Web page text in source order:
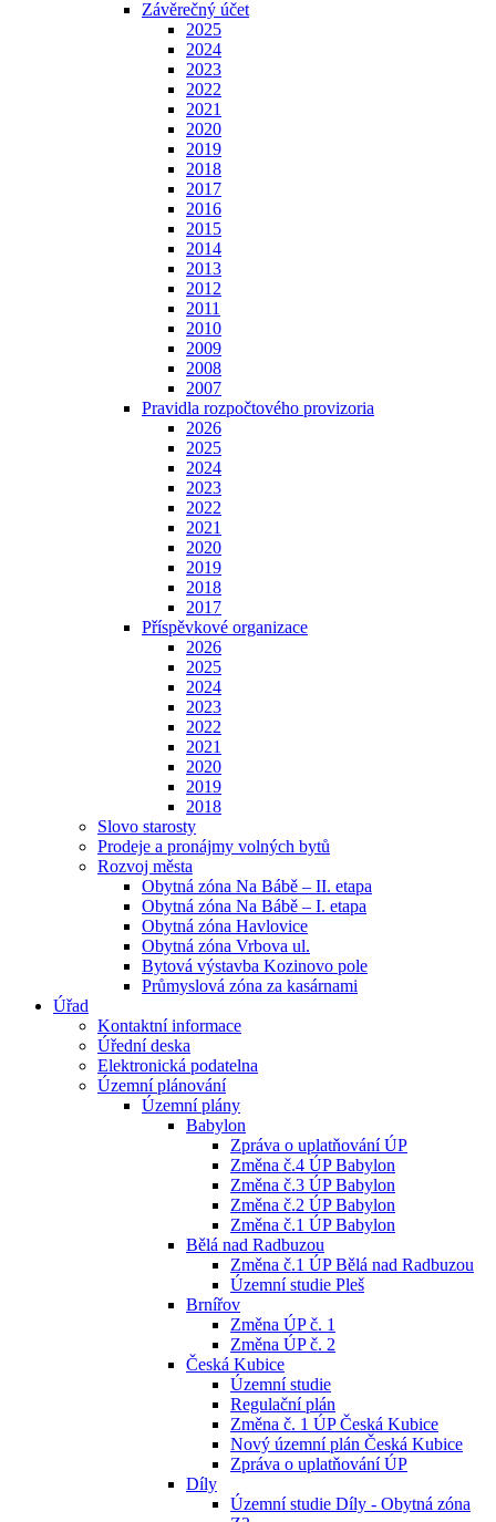
Závěrečný účet
2025
2024
2023
2022
2021
2020
2019
2018
2017
2016
2015
2014
2013
2012
2011
2010
2009
2008
2007
Pravidla rozpočtového provizoria
2026
2025
2024
2023
2022
2021
2020
2019
2018
2017
Příspěvkové organizace
2026
2025
2024
2023
2022
2021
2020
2019
2018
Slovo starosty
Prodeje a pronájmy volných bytů
Rozvoj města
Obytná zóna Na Bábě – II. etapa
Obytná zóna Na Bábě – I. etapa
Obytná zóna Havlovice
Obytná zóna Vrbova ul.
Bytová výstavba Kozinovo pole
Průmyslová zóna za kasárnami
Úřad
Kontaktní informace
Úřední deska
Elektronická podatelna
Územní plánování
Územní plány
Babylon
Zpráva o uplatňování ÚP
Změna č.4 ÚP Babylon
Změna č.3 ÚP Babylon
Změna č.2 ÚP Babylon
Změna č.1 ÚP Babylon
Bělá nad Radbuzou
Změna č.1 ÚP Bělá nad Radbuzou
Územní studie Pleš
Brnířov
Změna ÚP č. 1
Změna ÚP č. 2
Česká Kubice
Územní studie
Regulační plán
Změna č. 1 ÚP Česká Kubice
Nový územní plán Česká Kubice
Zpráva o uplatňování ÚP
Díly
Územní studie Díly - Obytná zóna